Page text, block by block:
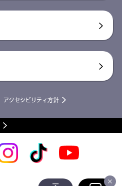
アクセシビリティ方針